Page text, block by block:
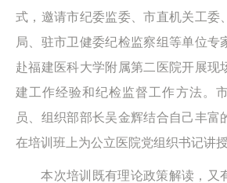
式，邀请市纪委监委、市直机关工委
局、驻市卫健委纪检监察组等单位专
赴福建医科大学附属第二医院开展现
建工作经验和纪检监督工作方法。
员、组织部部长吴金辉结合自己丰富
在培训班上为公立医院党组织书记讲授
本次培训既有理论政策解读，又